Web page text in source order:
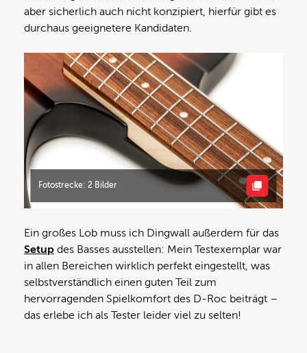
aber sicherlich auch nicht konzipiert, hierfür gibt es
durchaus geeignetere Kandidaten.
Fotostrecke: 2 Bilder
Ein großes Lob muss ich Dingwall außerdem für das
Setup des Basses ausstellen: Mein Testexemplar war
in allen Bereichen wirklich perfekt eingestellt, was
selbstverständlich einen guten Teil zum
hervorragenden Spielkomfort des D-Roc beiträgt –
das erlebe ich als Tester leider viel zu selten!